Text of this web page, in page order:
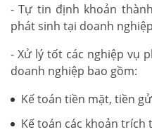
- Tự tin định khoản
phát sinh tại doanh nghiệp
- Xử lý tốt các nghiệp vụ
doanh nghiệp bao gồm:
Kế toán tiền mặt, tiền
Kế toán các khoản trích